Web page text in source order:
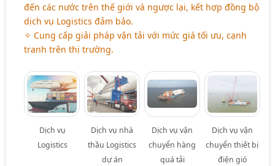
đến các nước trên thế giới và ngược lại, kết hợp đồng bộ
dịch vụ Logistics đảm bảo.
✧ Cung cấp giải pháp vận tải với mức giá tối ưu, cạnh
tranh trên thị trường.
Dịch vụ
Logistics
Dịch vụ nhà
thầu Logistics
dự án
Dịch vụ vận
chuyển hàng
quá tải
Dịch vụ vận
chuyển thiết bị
điện gió